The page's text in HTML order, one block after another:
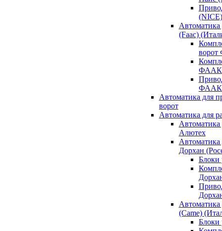
(NICE)
(Faac)
ФААК
ФААК
Автоматика для
ворот
Автоматика для
Алютех
Дорхан
Блоки
(Came)
Блоки